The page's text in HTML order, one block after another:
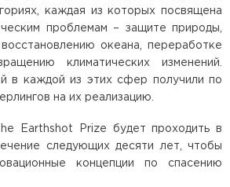
каждая из которых посвящена
проблемам – защите природы,
океана, переработке
климатических изменений.
в каждой из этих сфер получили по
на их реализацию.
Earthshot Prize будет проходить в
следующих десяти лет, чтобы
концепции по спасению